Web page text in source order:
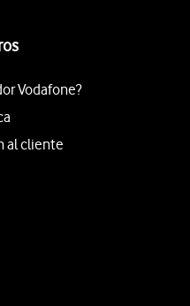
Vodafone?
al cliente